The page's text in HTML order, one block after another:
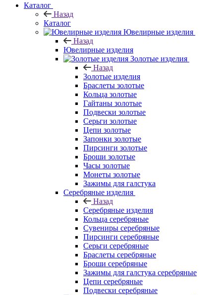
Каталог
Назад
Каталог
Ювелирные изделия
Назад
Ювелирные изделия
Золотые изделия
Назад
Золотые изделия
Браслеты золотые
Кольца золотые
Гайтаны золотые
Подвески золотые
Серьги золотые
Цепи золотые
Запонки золотые
Пирсинги золотые
Броши золотые
Часы золотые
Монеты золотые
Зажимы для галстука
Серебряные изделия
Назад
Серебряные изделия
Кольца серебряные
Сувениры серебряные
Пирсинги серебряные
Серьги серебряные
Браслеты серебряные
Броши серебряные
Зажимы для галстука серебряные
Цепи серебряные
Подвески серебряные